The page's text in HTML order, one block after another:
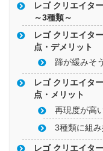
レゴ クリエイタ
～3種類～
レゴ クリエイタ
点・デメリット
蹄が緩みそう
レゴ クリエイタ
点・メリット
再現度が高
3種類に組
レゴ クリエイタ